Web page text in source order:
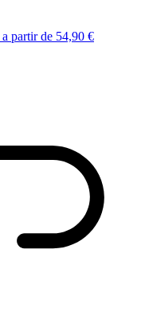
a partir de 54,90 €